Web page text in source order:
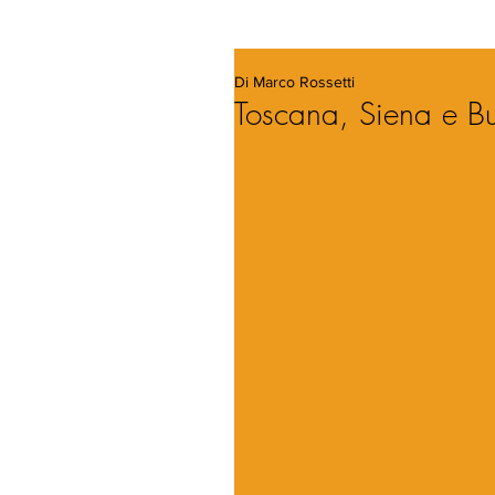
Toscana, Siena e
Di Marco Rossetti